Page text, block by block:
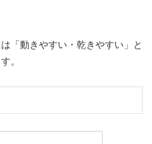
「動きやすい・乾きやすい」と
。